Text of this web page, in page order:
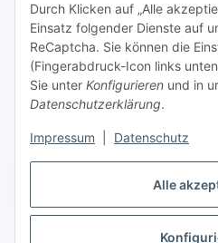
Alle
Durch Klicken auf „Alle
Einsatz folgender Dienste auf
ReCaptcha. Sie können die
(Fingerabdruck-Icon links
Sie unter Konfigurieren und in
Datenschutzerklärung.
Impressum Datenschutz
Nach Terminvereinbarung
vorbeikommen
Zahlungsarten
Vertrag